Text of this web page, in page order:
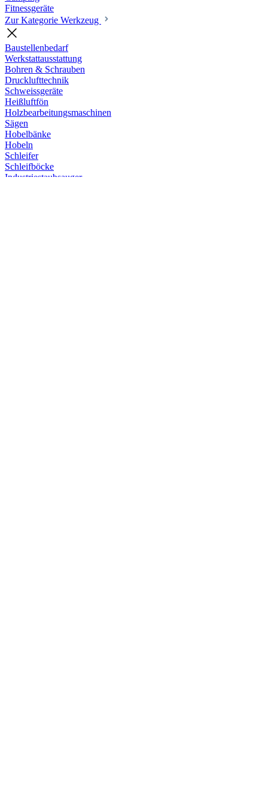
Fitnessgeräte
Zur Kategorie Werkzeug
Baustellenbedarf
Werkstattausstattung
Bohren & Schrauben
Drucklufttechnik
Schweissgeräte
Heißluftfön
Holzbearbeitungsmaschinen
Sägen
Hobelbänke
Hobeln
Schleifer
Schleifböcke
Industriestaubsauger